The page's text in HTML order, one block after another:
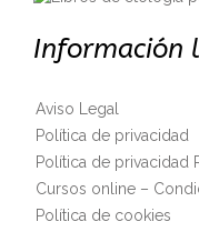
Información
Aviso Legal
Política de privacidad
Política de privacidad
Cursos online –
Política de cookies